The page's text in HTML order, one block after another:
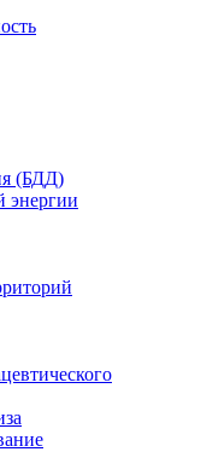
(БДД)
энергии